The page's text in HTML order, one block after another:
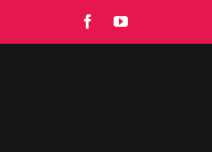
FacebookYouTube